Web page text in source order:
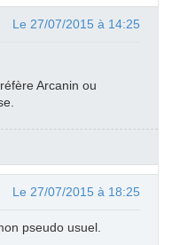
Le 27/07/2015 à 14:25
Arcanin ou
Le 27/07/2015 à 18:25
pseudo usuel.